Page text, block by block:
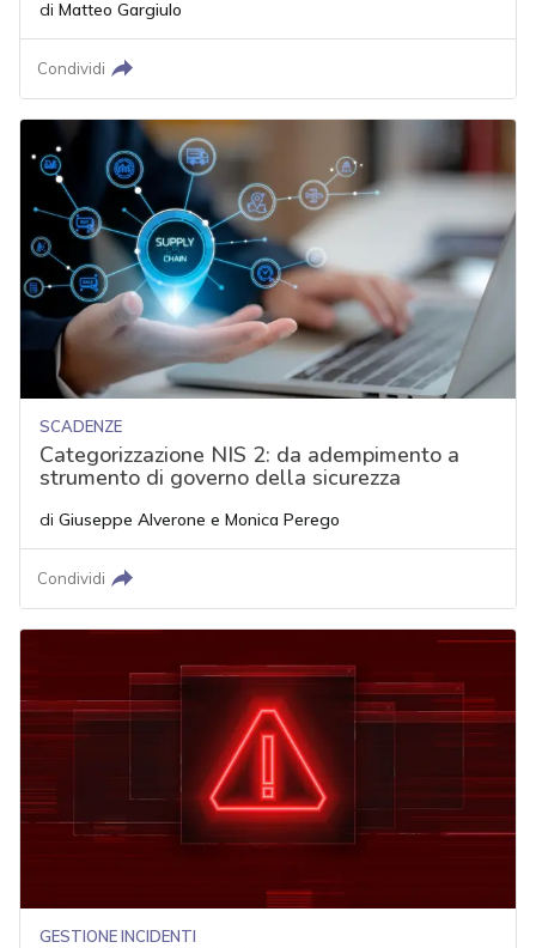
di Matteo Gargiulo
Condividi
SCADENZE
Categorizzazione NIS 2: da adempimento a
strumento di governo della sicurezza
di Giuseppe Alverone e Monica Perego
Condividi
GESTIONE INCIDENTI